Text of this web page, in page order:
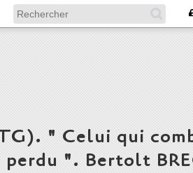
" Celui qui
perdu ". Bertolt